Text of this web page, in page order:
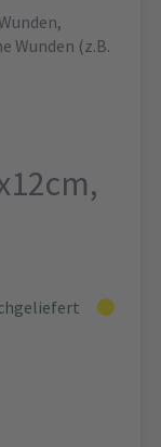
Wunden (z.B.